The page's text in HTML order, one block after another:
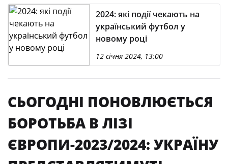
2024: які події чекають на
український футбол у
новому році
12 січня 2024, 13:00
СЬОГОДНІ ПОНОВЛЮЄТЬСЯ
БОРОТЬБА В ЛІЗІ
ЄВРОПИ-2023/2024: УКРАЇНУ